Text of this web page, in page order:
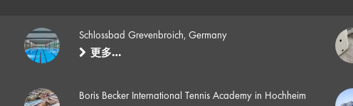
Schlossbad Grevenbroich, Germany
更多…
Boris Becker International Tennis Academy in Hochheim